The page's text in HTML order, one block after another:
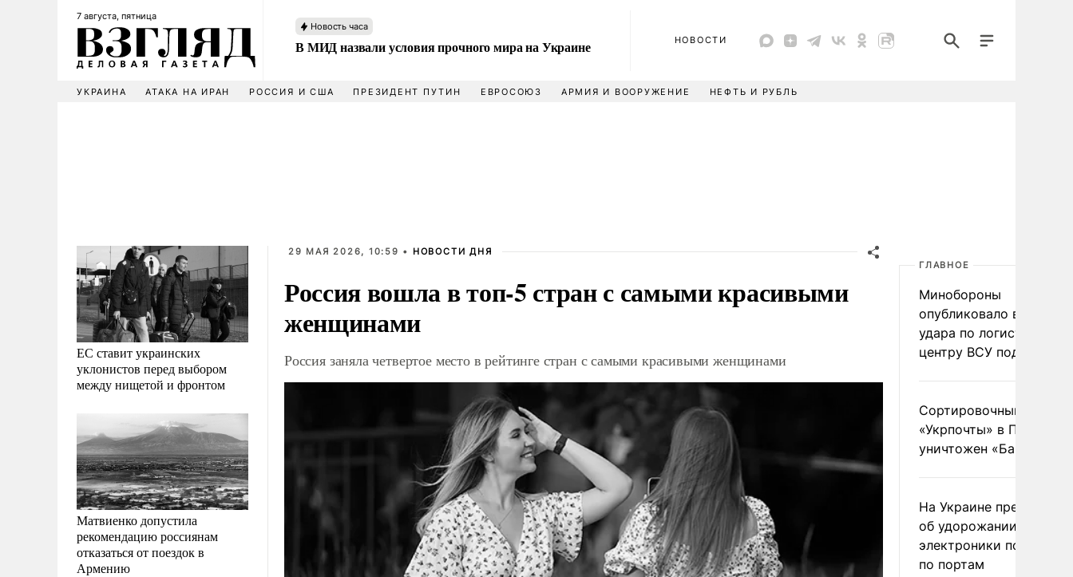
7 августа, пятница
Новость часа
В МИД назвали условия прочного мира на Украине НОВОСТИ
УКРАИНА АТАКА НА ИРАН РОССИЯ И США ПРЕЗИДЕНТ ПУТИН ЕВРОСОЮЗ АРМИЯ И ВООРУЖЕНИЕ НЕФТЬ И РУБЛЬ
ЕС ставит украинских
уклонистов перед выбором
между нищетой и фронтом
Матвиенко допустила
рекомендацию россиянам
отказаться от поездок в
Армению
29 МАЯ 2026, 10:59 • НОВОСТИ ДНЯ
Россия вошла в топ-5 стран с самыми красивыми
женщинами
Россия заняла четвертое место в рейтинге стран с самыми красивыми женщинами
ГЛАВНОЕ
Минобороны
опубликовало видео
удара по
центру ВСУ под Киевом
Сортировочный пункт
«Укрпочты» в
уничтожен
На Украине
об удорожании
электроники после
по портам